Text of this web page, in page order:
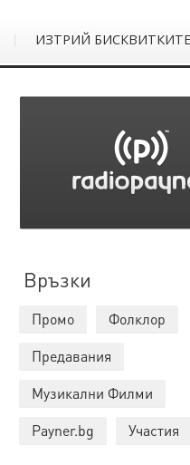
ИЗТРИЙ БИСКВИТКИТЕ
Връзки
Промо
Фолклор
Предавания
Музикални Филми
Payner.bg
Участия